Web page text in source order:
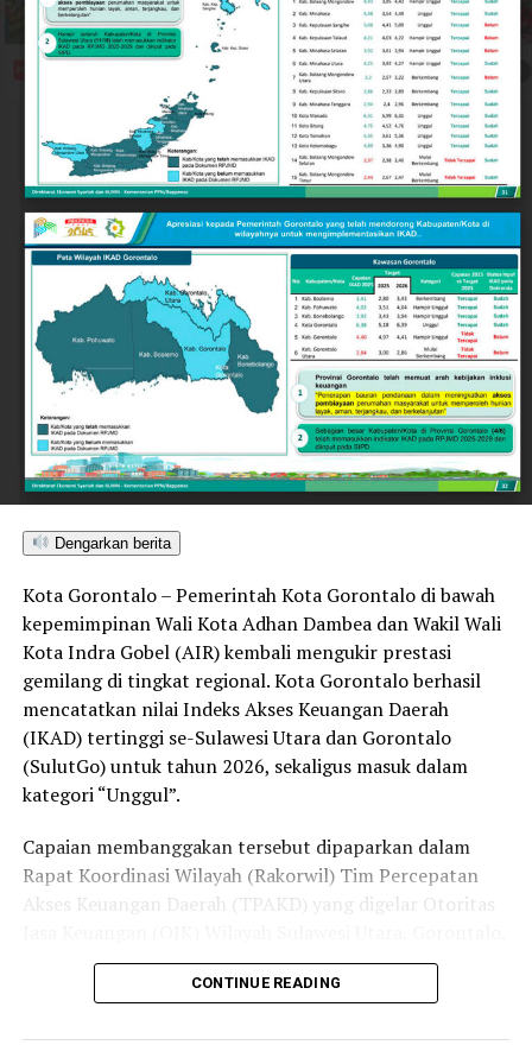
ideal sebagai destinasi investasi, pusat pendidikan,
maupun kawasan hunian yang aman bagi warga lokal
Keberhasilan ini tidak terlepas dari langkah strategis
Pemerintah Kota Gorontalo di bawah kepemimpinan
Wali Kota Adhan Dambea. Salah satu pilar utamanya
adalah penguatan nilai-nilai toleransi antarumat
beragama secara inklusif.
Wali Kota Adhan Dambea menegaskan komitmennya
untuk menjadi mengayom bagi seluruh lapisan
masyarakat tanpa membedakan latar belakang agama.
Komitmen ini diwujudkan lewat dukungan nyata
terhadap berbagai agenda keagamaan, termasuk bagi
kelompok minoritas.
Selain pengukuhan nilai toleransi, kondusivitas daerah
turut ditopang oleh tindakan tegas Pemkot Gorontalo
bersama aparat penegak hukum dalam memberantas
secara menyeluruh, tidak hanya menyasar pengecer
skala kecil tetapi juga distributor dan toko-toko besar
yang melanggar aturan.
Dalam daftar pemeringkatan nasional tersebut, Kota
Denpasar menempati posisi puncak dengan tingkat rasa
aman masyarakat melebihi 81 persen, disusul oleh Kota
Yogyakarta, Surakarta, Semarang, Magelang, dan
Kota Gorontalo yang berada di urutan ketujuh berhasil
mengungguli sejumlah kota berkembang lainnya di
Singkawang. Capaian ini menjadi bukti konkret bahwa
Kota Gorontalo terus bertransformasi menjadi daerah
Dengarkan berita
Kota Gorontalo – Pemerintah Kota Gorontalo di bawah
kepemimpinan Wali Kota Adhan Dambea dan Wakil Wali
Kota Indra Gobel (AIR) kembali mengukir prestasi
gemilang di tingkat regional. Kota Gorontalo berhasil
mencatatkan nilai Indeks Akses Keuangan Daerah
(IKAD) tertinggi se-Sulawesi Utara dan Gorontalo
(SulutGo) untuk tahun 2026, sekaligus masuk dalam
kategori “Unggul”.
Capaian membanggakan tersebut dipaparkan dalam
Rapat Koordinasi Wilayah (Rakorwil) Tim Percepatan
Akses Keuangan Daerah (TPAKD) yang digelar Otoritas
dan Maluku Utara di Hotel NDC Resort and Spa,
Manado, Sulawesi Utara, Rabu (29/7/2026).
Delegasi Pemkot Gorontalo dipimpin langsung oleh
CONTINUE READING